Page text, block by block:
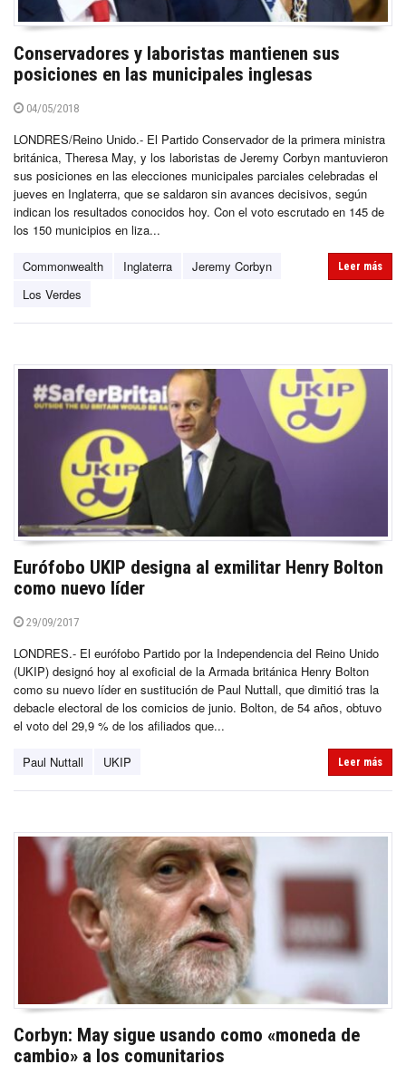
Conservadores y laboristas mantienen sus
posiciones en las municipales inglesas
04/05/2018
LONDRES/Reino Unido.- El Partido Conservador de la primera ministra
británica, Theresa May, y los laboristas de Jeremy Corbyn mantuvieron
sus posiciones en las elecciones municipales parciales celebradas el
jueves en Inglaterra, que se saldaron sin avances decisivos, según
indican los resultados conocidos hoy. Con el voto escrutado en 145 de
los 150 municipios en liza...
Commonwealth Inglaterra
Jeremy Corbyn
Los Verdes
Leer más
Eurófobo UKIP designa al exmilitar Henry Bolton
como nuevo líder
29/09/2017
LONDRES.- El eurófobo Partido por la Independencia del Reino Unido
(UKIP) designó hoy al exoficial de la Armada británica Henry Bolton
como su nuevo líder en sustitución de Paul Nuttall, que dimitió tras la
debacle electoral de los comicios de junio. Bolton, de 54 años, obtuvo
el voto del 29,9 % de los afiliados que...
Paul Nuttall UKIP Leer más
Corbyn: May sigue usando como «moneda de
cambio» a los comunitarios